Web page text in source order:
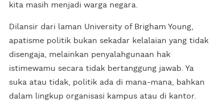
kita masih menjadi warga negara.
Dilansir dari laman University of Brigham Young,
apatisme politik bukan sekadar kelalaian yang tidak
disengaja, melainkan penyalahgunaan hak
istimewamu secara tidak bertanggung jawab. Ya
suka atau tidak, politik ada di mana-mana, bahkan
dalam lingkup organisasi kampus atau di kantor.